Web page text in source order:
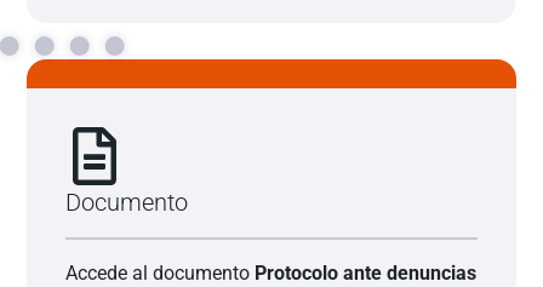
Documento
Accede al documento Protocolo ante denuncias